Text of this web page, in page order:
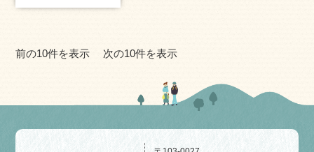
前の10件を表示 次の10件を表示